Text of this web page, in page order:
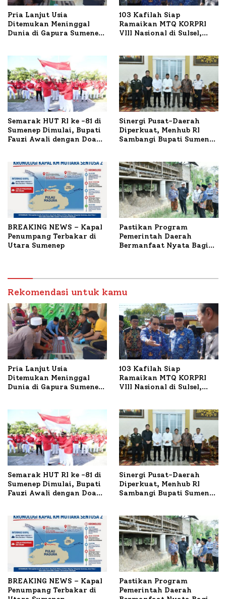
Pria Lanjut Usia
Ditemukan Meninggal
Dunia di Gapura Sumenep,
103 Kafilah Siap
Ramaikan MTQ KORPRI
VIII Nasional di Sulsel,
Semarak HUT RI ke -81 di
Sumenep Dimulai, Bupati
Fauzi Awali dengan Doa
Sinergi Pusat-Daerah
Diperkuat, Menhub RI
Sambangi Bupati Sumenep
BREAKING NEWS – Kapal
Penumpang Terbakar di
Utara Sumenep
Pastikan Program
Pemerintah Daerah
Bermanfaat Nyata Bagi
Petelur di Desa Bataal
Timur
Rekomendasi untuk kamu
Pria Lanjut Usia
Ditemukan Meninggal
Dunia di Gapura Sumenep,
103 Kafilah Siap
Ramaikan MTQ KORPRI
VIII Nasional di Sulsel,
Semarak HUT RI ke -81 di
Sumenep Dimulai, Bupati
Fauzi Awali dengan Doa
Sinergi Pusat-Daerah
Diperkuat, Menhub RI
Sambangi Bupati Sumenep
BREAKING NEWS – Kapal
Penumpang Terbakar di
Pastikan Program
Pemerintah Daerah